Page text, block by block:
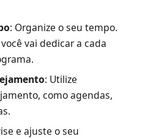
: Organize o seu tempo.
vai dedicar a cada
: Utilize
como agendas,
e ajuste o seu